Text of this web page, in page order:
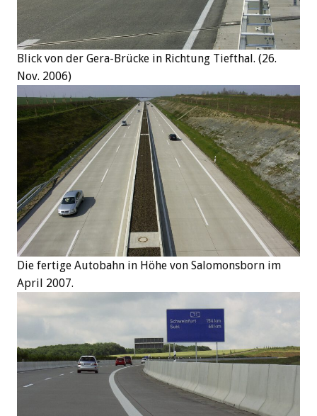
Blick von der Gera-Brücke in Richtung Tiefthal. (26.
Nov. 2006)
Die fertige Autobahn in Höhe von Salomonsborn im
April 2007.